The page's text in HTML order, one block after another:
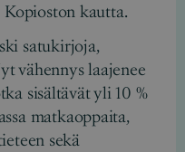
Kopioston kautta.
satukirjoja,
vähennys laajenee
sisältävät yli 10 %
matkaoppaita,
sekä